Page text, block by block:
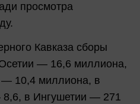
просмотра
Кавказа сборы
— 16,6 миллиона,
— 10,4 миллиона, в
в Ингушетии — 271